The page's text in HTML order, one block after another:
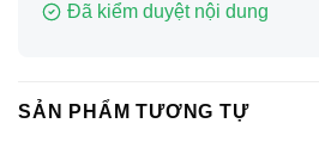
Đã kiểm duyệt nội dung
SẢN PHẨM TƯƠNG TỰ